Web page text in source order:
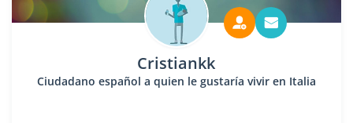
Cristiankk
Ciudadano español a quien le gustaría vivir en Italia